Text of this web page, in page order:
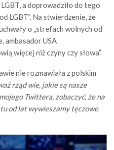
a doprowadziło do tego
LGBT”. Na stwierdzenie, że
o „strefach wolnych od
ambasador USA
więcej niż czyny czy słowa”.
nie rozmawiała z polskim
rząd wie, jakie są nasze
Twittera, zobaczyć, że na
od lat wywieszamy tęczowe